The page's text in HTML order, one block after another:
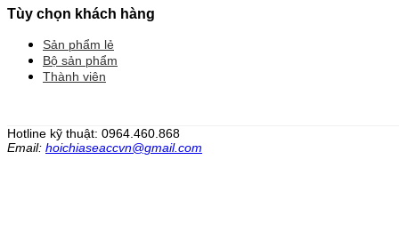
Tùy chọn khách hàng
Sản phẩm lẻ
Bộ sản phẩm
Thành viên
Hotline kỹ thuật: 0964.460.868
Email: hoichiaseaccvn@gmail.com